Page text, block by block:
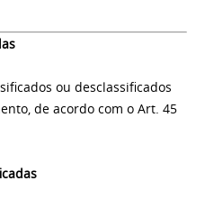
ou desclassificados
de acordo com o Art. 45